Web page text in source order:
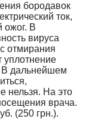
бородавок
ток,
ожог. В
вируса
отмирания
уплотнение
В дальнейшем
нельзя. На это
врача.
(250 грн.).